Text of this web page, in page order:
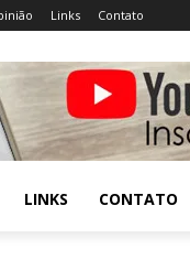
Links Contato
LINKS CONTATO